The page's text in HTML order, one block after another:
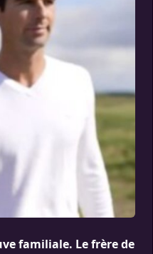
familiale. Le frère de